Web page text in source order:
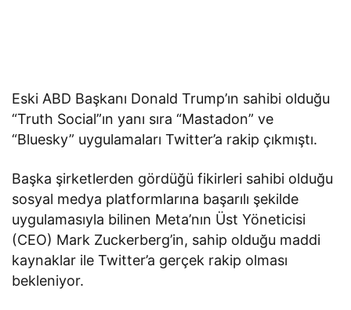
Eski ABD Başkanı Donald Trump’ın sahibi olduğu
“Truth Social”ın yanı sıra “Mastadon” ve
“Bluesky” uygulamaları Twitter’a rakip çıkmıştı.
Başka şirketlerden gördüğü fikirleri sahibi olduğu
sosyal medya platformlarına başarılı şekilde
uygulamasıyla bilinen Meta’nın Üst Yöneticisi
(CEO) Mark Zuckerberg’in, sahip olduğu maddi
kaynaklar ile Twitter’a gerçek rakip olması
bekleniyor.